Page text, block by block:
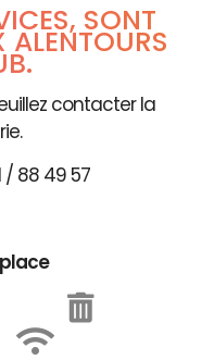
SONT
ALENTOURS
contacter la
/ 88 49 57